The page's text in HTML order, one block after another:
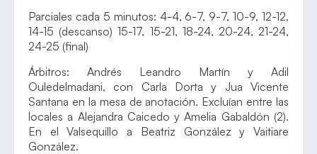
Parciales cada 5 minutos: 4-4, 6-7, 9-7, 10-9, 12-12,
14-15 (descanso) 15-17, 15-21, 18-24, 20-24, 21-24,
24-25 (final)
Árbitros: Andrés Leandro Martín y Adil
Ouledelmadani, con Carla Dorta y Jua Vicente
Santana en la mesa de anotación. Excluían entre las
locales a Alejandra Caicedo y Amelia Gabaldón (2).
En el Valsequillo a Beatriz González y Vaitiare
González.